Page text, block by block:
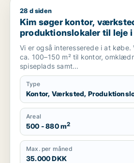
Kim søger kontor, værksted eller
28 d siden
Kim søger kontor,
produktionslokaler til leje i
Nibe eller Gistrup m.fl.
Vi er også interesserede i at købe.
ca. 100–150 m² til kontor,
spiseplads samt...
Type
Kontor, Værksted,
Areal
500 - 880 m2
Max. per måned
35.000 DKK